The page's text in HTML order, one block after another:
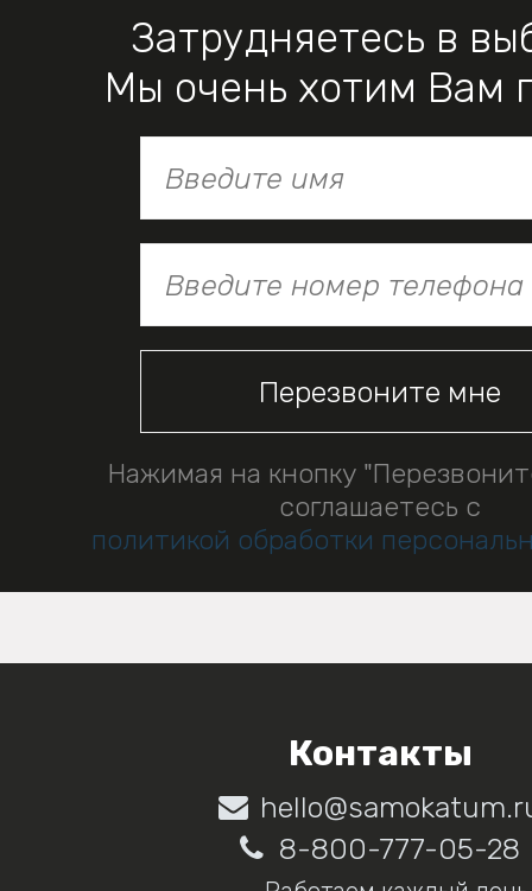
Затрудняетесь в
Мы очень хотим Вам
Нажимая на кнопку
соглашаетесь с
политикой обработки
Контакты
8-800-777-05-28